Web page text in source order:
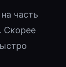
часть
Скорее